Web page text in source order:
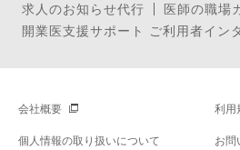
求人のお知らせ代行
医師の職場
開業医支援サポート ご利用者イン
会社概要 利用
個人情報の取り扱いについて お問